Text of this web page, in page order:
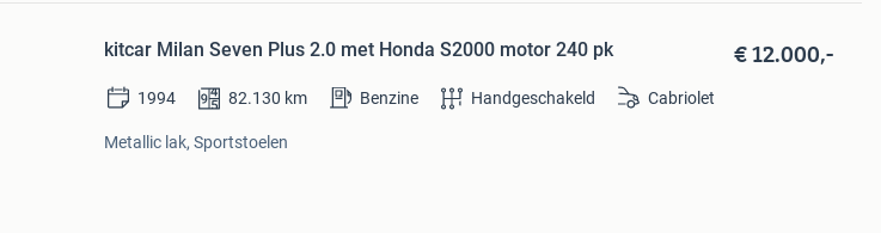
kitcar Milan Seven Plus 2.0 met Honda S2000 motor 240 pk € 12.000,-
1994 82.130 km Benzine Handgeschakeld Cabriolet
Metallic lak, Sportstoelen